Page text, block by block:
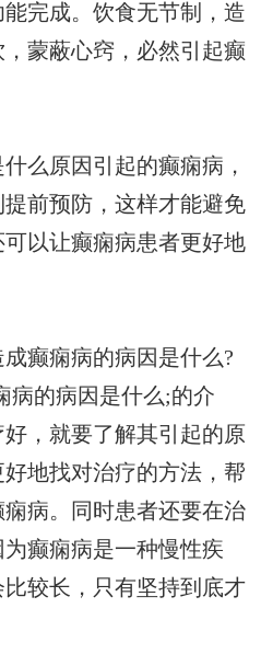
完成。饮食无节制，造
蒙蔽心窍，必然引起癫
么原因引起的癫痫病，
前预防，这样才能避免
以让癫痫病患者更好地
癫痫病的病因是什么?
病的病因是什么;的介
，就要了解其引起的原
地找对治疗的方法，帮
病。同时患者还要在治
癫痫病是一种慢性疾
较长，只有坚持到底才